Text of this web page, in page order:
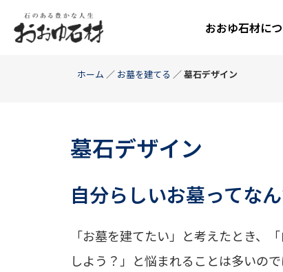
おおゆ石材に
ホーム ／ お墓を建てる ／墓石デザイン
墓石デザイン
自分らしいお墓ってな
「お墓を建てたい」と考えたとき、
しよう？」と悩まれることは多いので